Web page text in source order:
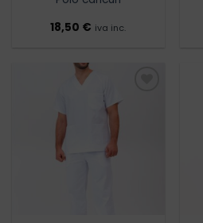
18,50 € iva inc.